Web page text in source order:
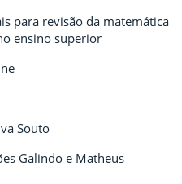
para revisão da matemática
ensino superior
Souto
Galindo e Matheus